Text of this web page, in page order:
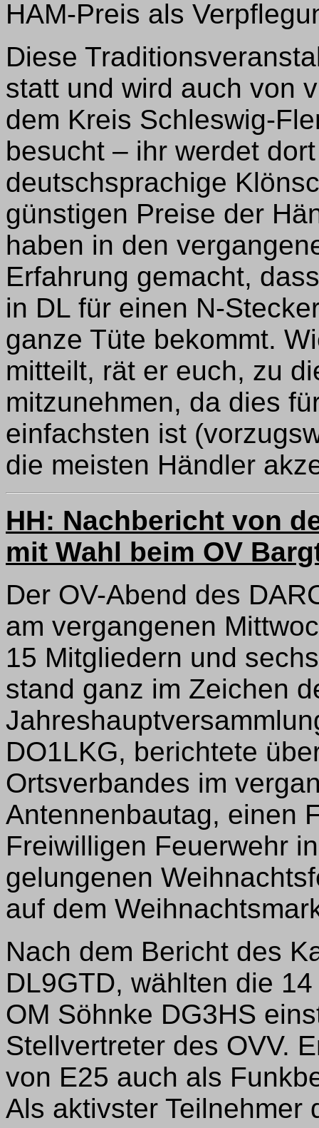
HAM-Preis als
Diese
statt und wird auch von
dem Kreis Schleswig-
besucht – ihr werdet
deutschsprachige
günstigen Preise der
haben in den
Erfahrung gemacht,
in DL für einen N-
ganze Tüte bekommt.
mitteilt, rät er euch, zu
mitzunehmen, da dies
einfachsten ist
die meisten Händler
HH: Nachbericht von
mit Wahl beim OV
Der OV-Abend des
am vergangenen
15 Mitgliedern und
stand ganz im Zeichen
DO1LKG, berichtete
Ortsverbandes im
Antennenbautag, einen
Freiwilligen Feuerwehr
gelungenen
auf dem
Nach dem Bericht des
DL9GTD, wählten die
OM Söhnke DG3HS
Stellvertreter des OVV.
von E25 auch als
Als aktivster Teilnehmer